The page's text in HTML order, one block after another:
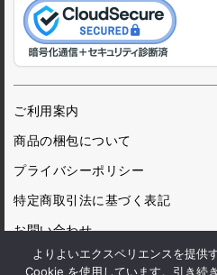
ご利用案内
商品の梱包について
プライバシーポリシー
特定商取引法に基づく表記
お問い合わせ
よりよいエクスペリエンスを提供
Cookie を使用しています。引き続